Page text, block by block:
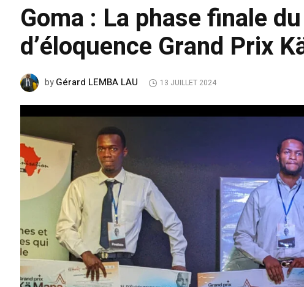
Goma : La phase finale
d’éloquence Grand Prix
byGérard LEMBA LAU 13 JUILLET 2024